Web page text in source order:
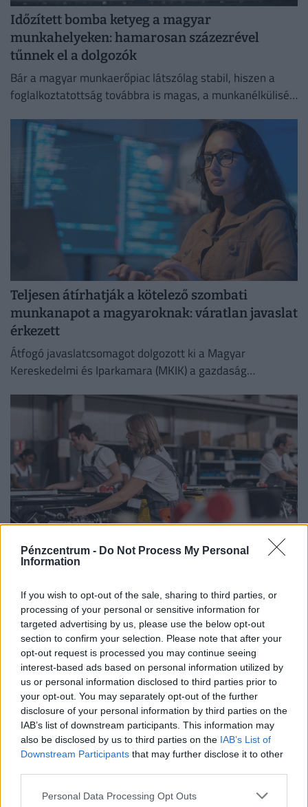
Pénzcentrum - Do Not Process My Personal
Information
If you wish to opt-out of the sale, sharing to third parties, or
processing of your personal or sensitive information for
targeted advertising by us, please use the below opt-out
section to confirm your selection. Please note that after your
opt-out request is processed you may continue seeing
interest-based ads based on personal information utilized by
us or personal information disclosed to third parties prior to
your opt-out. You may separately opt-out of the further
disclosure of your personal information by third parties on the
IAB’s list of downstream participants. This information may
also be disclosed by us to third parties on the IAB’s List of
Downstream Participants that may further disclose it to other
Personal Data Processing Opt Outs
Időzített bomba ketyeg a magyar
munkahelyeken: hamarosan százezrével
tűnnek el a dolgozók
Bár a magyar munkaerőpiac látszólag stabil, hiszen a
foglalkoztatottság továbbra is magas, a munkanélküliség
Teljesen átírhatják a kötelező szombati
munkanapot a magyaroknak: váratlan javaslat
érkezett
Átfogó javaslatcsomagot dolgozott ki a Magyar
Kereskedelmi és Iparkamara (MKIK) a gazdaság
kezelése érdekében.
900 ezres a fizetés átlagosan ennél a hazai
vállalatnál: sok álláshoz még tapasztalat sem
kell
Heti összefoglaló a Pénzcentrum legolvasottabb
cikkeiből: ezek a témák mozgatták meg leginkább az
olvasókat.